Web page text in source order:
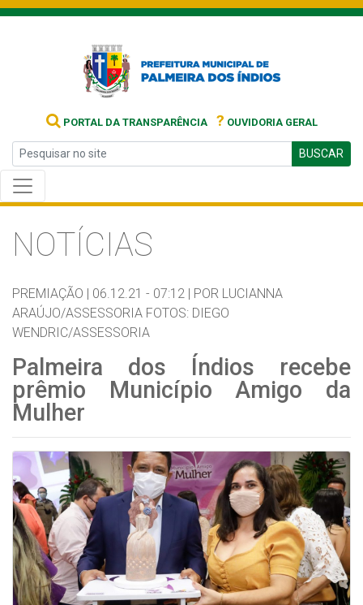
PORTAL DA TRANSPARÊNCIA ? OUVIDORIA GERAL
BUSCAR
NOTÍCIAS
PREMIAÇÃO | 06.12.21 - 07:12 | POR LUCIANNA
ARAÚJO/ASSESSORIA FOTOS: DIEGO
WENDRIC/ASSESSORIA
Palmeira dos Índios recebe
prêmio Município Amigo da
Mulher